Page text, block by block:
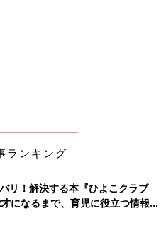
、買うと高価なミルクジャムも
ゼリーや寒天を作ってます。あ
ランキング
リ！解決する本『ひよこクラブ
になるまで、育児に役立つ情報が